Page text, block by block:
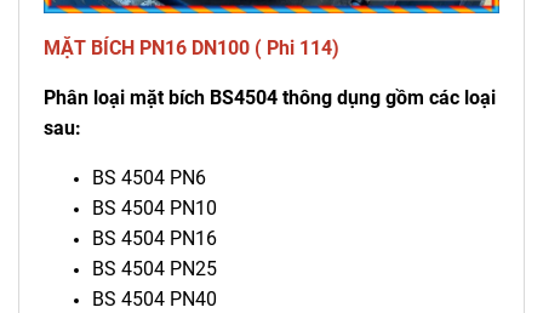
MẶT BÍCH PN16 DN100 ( Phi 114)
Phân loại mặt bích BS4504 thông dụng gồm các loại
sau:
BS 4504 PN6
BS 4504 PN10
BS 4504 PN16
BS 4504 PN25
BS 4504 PN40